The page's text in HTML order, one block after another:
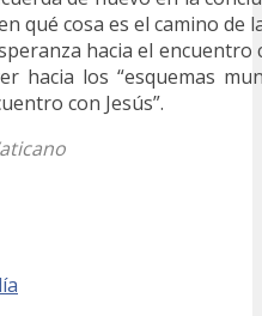
qué cosa es el camino de
hacia el encuentro
hacia los “esquemas
con Jesús”.